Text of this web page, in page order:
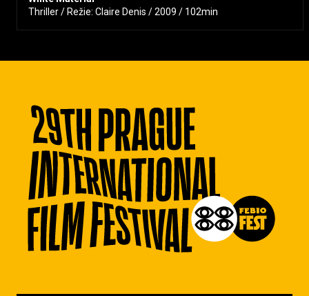
Thriller / Režie: Claire Denis / 2009 / 102min